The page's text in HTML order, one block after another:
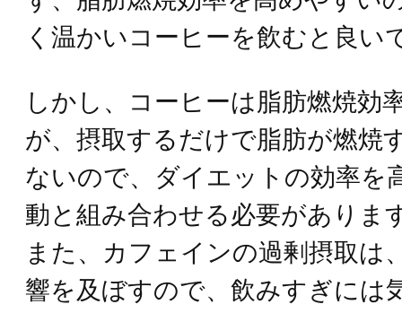
く温かいコーヒーを飲むと良い
しかし、コーヒーは脂肪燃焼効
が、摂取するだけで脂肪が燃焼
ないので、ダイエットの効率を
動と組み合わせる必要がありま
また、カフェインの過剰摂取は
響を及ぼすので、飲みすぎには